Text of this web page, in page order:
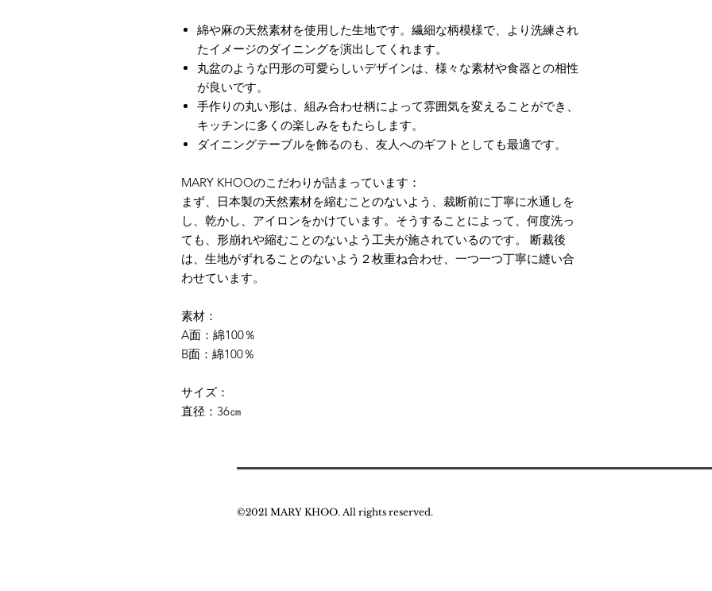
綿や麻の天然素材を使用した生地です。繊細な柄模様で、より洗練され
たイメージのダイニングを演出してくれます。
丸盆のような円形の可愛らしいデザインは、様々な素材や食器との相性
が良いです。
手作りの丸い形は、組み合わせ柄によって雰囲気を変えることができ、
キッチンに多くの楽しみをもたらします。
ダイニングテーブルを飾るのも、友人へのギフトとしても最適です。
MARY KHOOのこだわりが詰まっています：
まず、日本製の天然素材を縮むことのないよう、裁断前に丁寧に水通しを
し、乾かし、アイロンをかけています。そうすることによって、何度洗っ
ても、形崩れや縮むことのないよう工夫が施されているのです。 断裁後
は、生地がずれることのないよう２枚重ね合わせ、一つ一つ丁寧に縫い合
わせています。
素材：
A面：綿100％
B面：綿100％
サイズ：
直径：36㎝
©2021 MARY KHOO. All rights reserved.